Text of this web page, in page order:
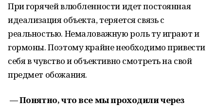
При горячей влюбленности идет постоянная
идеализация объекта, теряется связь с
реальностью. Немаловажную роль ту играют и
гормоны. Поэтому крайне необходимо привести
себя в чувство и объективно смотреть на свой
предмет обожания.
— Понятно, что все мы проходили через